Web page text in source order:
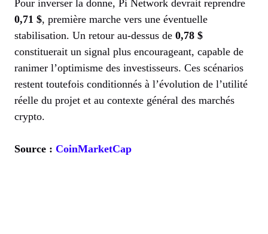
Pour inverser la donne, Pi Network devrait reprendre
0,71 $, première marche vers une éventuelle
stabilisation. Un retour au-dessus de 0,78 $
constituerait un signal plus encourageant, capable de
ranimer l’optimisme des investisseurs. Ces scénarios
restent toutefois conditionnés à l’évolution de l’utilité
réelle du projet et au contexte général des marchés
crypto.
Source : CoinMarketCap